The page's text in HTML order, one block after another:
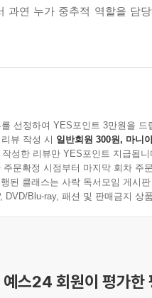
어떻게 연결되어 있는지를
이 이 책이 독자들에게 청하는
심 장비인 GPON(기가급 광
을 구성하는 것이다. 이 구조
이 가능할까.
표소에서 선관위 중앙 서버로
치고, 무선 기지국을 통해
월 공식 확인한 내용이 바로
과연 누가 중추적 역할을 담
선정하여 YES포인트 3만원을 드
뷰 작성 시 일반회원 300원, 마니
성한 리뷰만 YES포인트 지급됩니
주문확정 시점부터 마지막 회차 주
된 클래스는 사락 독서모임 게시
DVD/Blu-ray, 패션 및 판매금지 상
스24 회원이 평가한